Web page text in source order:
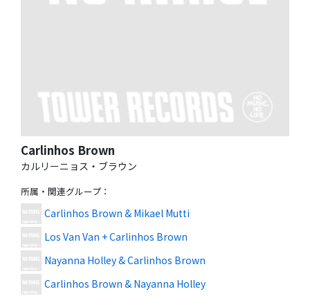
Carlinhos Brown
カルリーニョス・ブラウン
所属・関連グループ ：
Carlinhos Brown & Mikael Mutti
Los Van Van + Carlinhos Brown
Nayanna Holley & Carlinhos Brown
Carlinhos Brown & Nayanna Holley